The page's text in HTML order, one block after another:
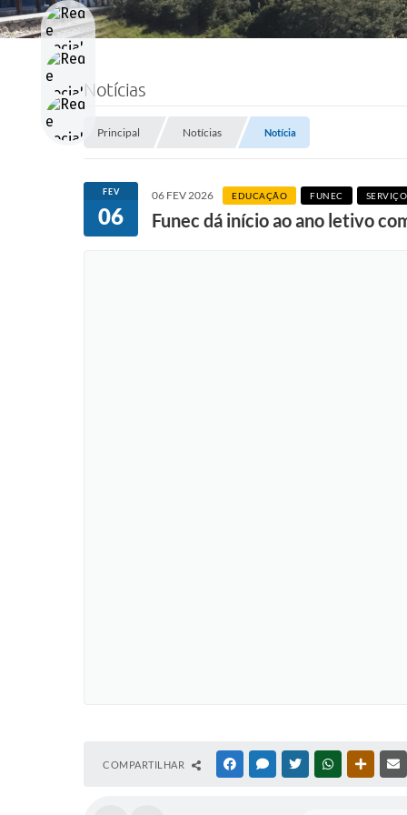
Notícias
Principal Notícias Notícia
FEV
06
06 FEV 2026 EDUCAÇÃO FUNEC SERVIÇO
Funec dá início ao ano letivo
COMPARTILHAR FACEBOOKMESSENGER
TWITTERWHATSAPP